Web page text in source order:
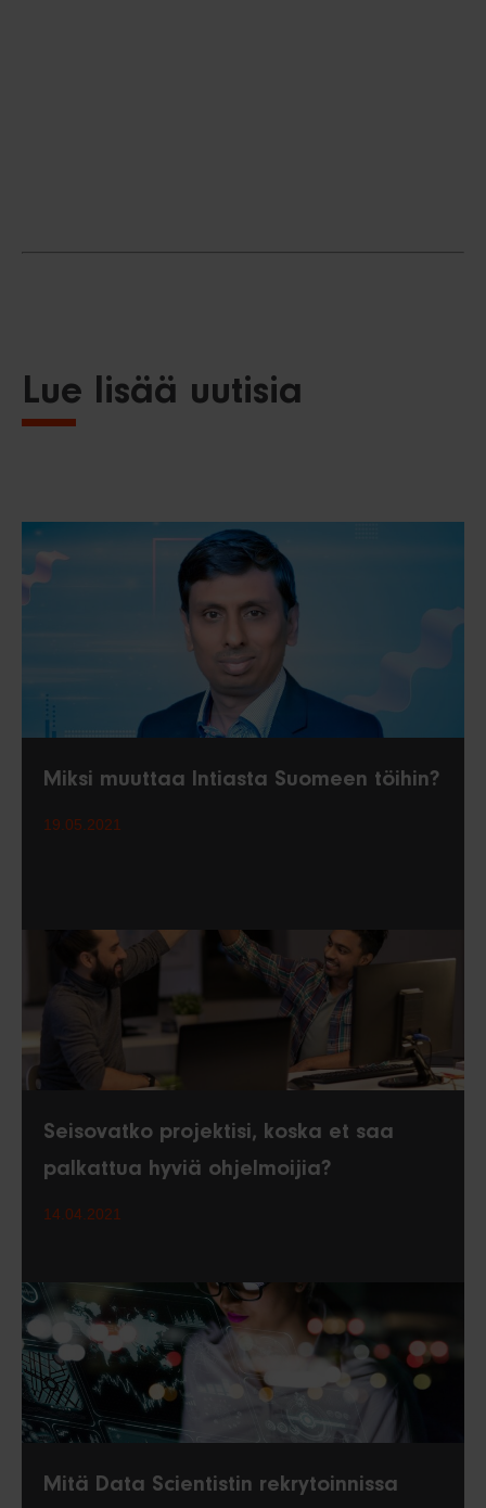
Lue lisää uutisia
Miksi muuttaa Intiasta Suomeen töihin?
19.05.2021
Seisovatko projektisi, koska et saa
palkattua hyviä ohjelmoijia?
14.04.2021
Mitä Data Scientistin rekrytoinnissa